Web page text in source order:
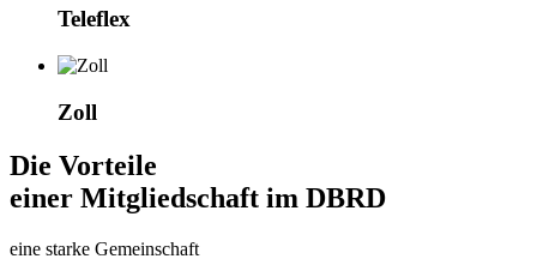
Teleflex
Zoll
Die Vorteile
einer Mitgliedschaft im DBRD
eine starke Gemeinschaft